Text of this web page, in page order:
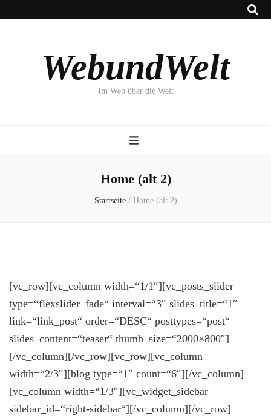
WebundWelt
Im Web über die Welt
Home (alt 2)
Startseite / Home (alt 2)
[vc_row][vc_column width=“1/1″][vc_posts_slider
type=“flexslider_fade“ interval=“3″ slides_title=“1″
link=“link_post“ order=“DESC“ posttypes=“post“
slides_content=“teaser“ thumb_size=“2000×800″]
[/vc_column][/vc_row][vc_row][vc_column
width=“2/3″][blog type=“1″ count=“6″][/vc_column]
[vc_column width=“1/3″][vc_widget_sidebar
sidebar_id=“right-sidebar“][/vc_column][/vc_row]